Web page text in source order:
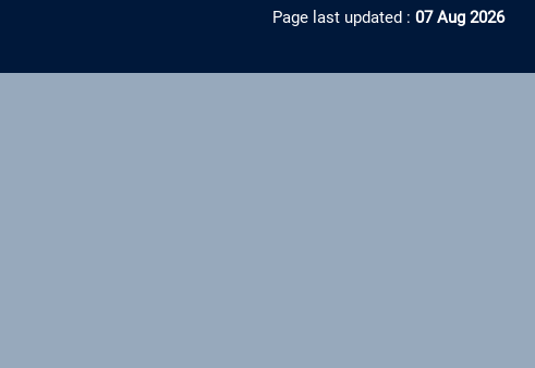
Page last updated : 07 Aug 2026